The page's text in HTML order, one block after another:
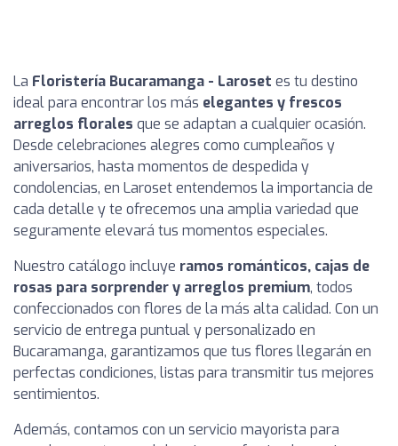
La Floristería Bucaramanga - Laroset es tu destino
ideal para encontrar los más elegantes y frescos
arreglos florales que se adaptan a cualquier ocasión.
Desde celebraciones alegres como cumpleaños y
aniversarios, hasta momentos de despedida y
condolencias, en Laroset entendemos la importancia de
cada detalle y te ofrecemos una amplia variedad que
seguramente elevará tus momentos especiales.
Nuestro catálogo incluye ramos románticos, cajas de
rosas para sorprender y arreglos premium, todos
confeccionados con flores de la más alta calidad. Con un
servicio de entrega puntual y personalizado en
Bucaramanga, garantizamos que tus flores llegarán en
perfectas condiciones, listas para transmitir tus mejores
sentimientos.
Además, contamos con un servicio mayorista para